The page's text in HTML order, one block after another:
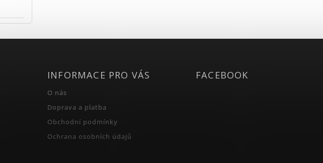
INFORMACE PRO VÁS
O nás
Doprava a platba
Obchodní podmínky
Ochrana osobních údajů
FACEBOOK